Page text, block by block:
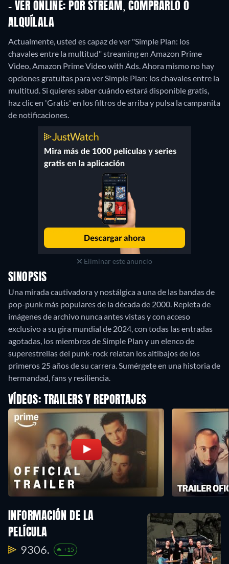
- VER ONLINE: POR STREAM, COMPRARLO O
ALQUÍLALA
Actualmente, usted es capaz de ver "Simple Plan: los
chavales entre la multitud" streaming en Amazon Prime
Video, Amazon Prime Video with Ads.Ahora mismo no hay
opciones gratuitas para ver Simple Plan: los chavales entre la
multitud. Si quieres saber cuándo estará disponible gratis,
haz clic en 'Gratis' en los filtros de arriba y pulsa la campanita
de notificaciones.
Eliminar este anuncio
SINOPSIS
Una mirada cautivadora y nostálgica a una de las bandas de
pop-punk más populares de la década de 2000. Repleta de
imágenes de archivo nunca antes vistas y con acceso
exclusivo a su gira mundial de 2024, con todas las entradas
agotadas, los miembros de Simple Plan y un elenco de
superestrellas del punk-rock relatan los altibajos de los
primeros 25 años de su carrera. Sumérgete en una historia de
hermandad, fans y resiliencia.
VÍDEOS: TRAILERS Y REPORTAJES
INFORMACIÓN DE LA
PELÍCULA
9306. +15